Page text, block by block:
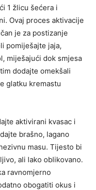
1 žlicu šećera i
Ovaj proces aktivacije
je za postizanje
pomiješajte jaja,
miješajući dok smjesa
dodajte omekšali
glatku kremastu
aktivirani kvasac i
brašno, lagano
masu. Tijesto bi
ali lako oblikovano.
ravnomjerno
obogatiti okus i